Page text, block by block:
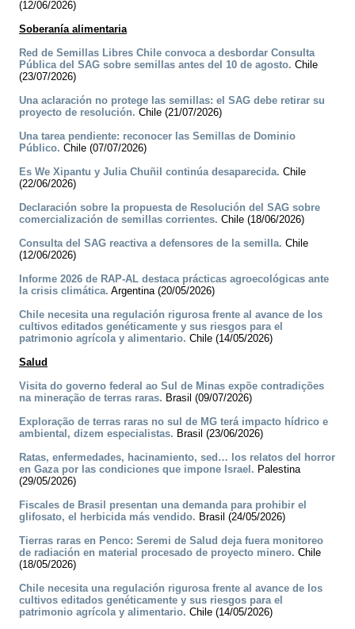
(12/06/2026)
Soberanía alimentaria
Red de Semillas Libres Chile convoca a desbordar Consulta
Pública del SAG sobre semillas antes del 10 de agosto. Chile
(23/07/2026)
Una aclaración no protege las semillas: el SAG debe retirar su
proyecto de resolución. Chile (21/07/2026)
Una tarea pendiente: reconocer las Semillas de Dominio
Público. Chile (07/07/2026)
Es We Xipantu y Julia Chuñil continúa desaparecida. Chile
(22/06/2026)
Declaración sobre la propuesta de Resolución del SAG sobre
comercialización de semillas corrientes. Chile (18/06/2026)
Consulta del SAG reactiva a defensores de la semilla. Chile
(12/06/2026)
Informe 2026 de RAP-AL destaca prácticas agroecológicas ante
la crisis climática. Argentina (20/05/2026)
Chile necesita una regulación rigurosa frente al avance de los
cultivos editados genéticamente y sus riesgos para el
patrimonio agrícola y alimentario. Chile (14/05/2026)
Salud
Visita do governo federal ao Sul de Minas expõe contradições
na mineração de terras raras. Brasil (09/07/2026)
Exploração de terras raras no sul de MG terá impacto hídrico e
ambiental, dizem especialistas. Brasil (23/06/2026)
Ratas, enfermedades, hacinamiento, sed… los relatos del horror
en Gaza por las condiciones que impone Israel. Palestina
(29/05/2026)
Fiscales de Brasil presentan una demanda para prohibir el
glifosato, el herbicida más vendido. Brasil (24/05/2026)
Tierras raras en Penco: Seremi de Salud deja fuera monitoreo
de radiación en material procesado de proyecto minero. Chile
(18/05/2026)
Chile necesita una regulación rigurosa frente al avance de los
cultivos editados genéticamente y sus riesgos para el
patrimonio agrícola y alimentario. Chile (14/05/2026)